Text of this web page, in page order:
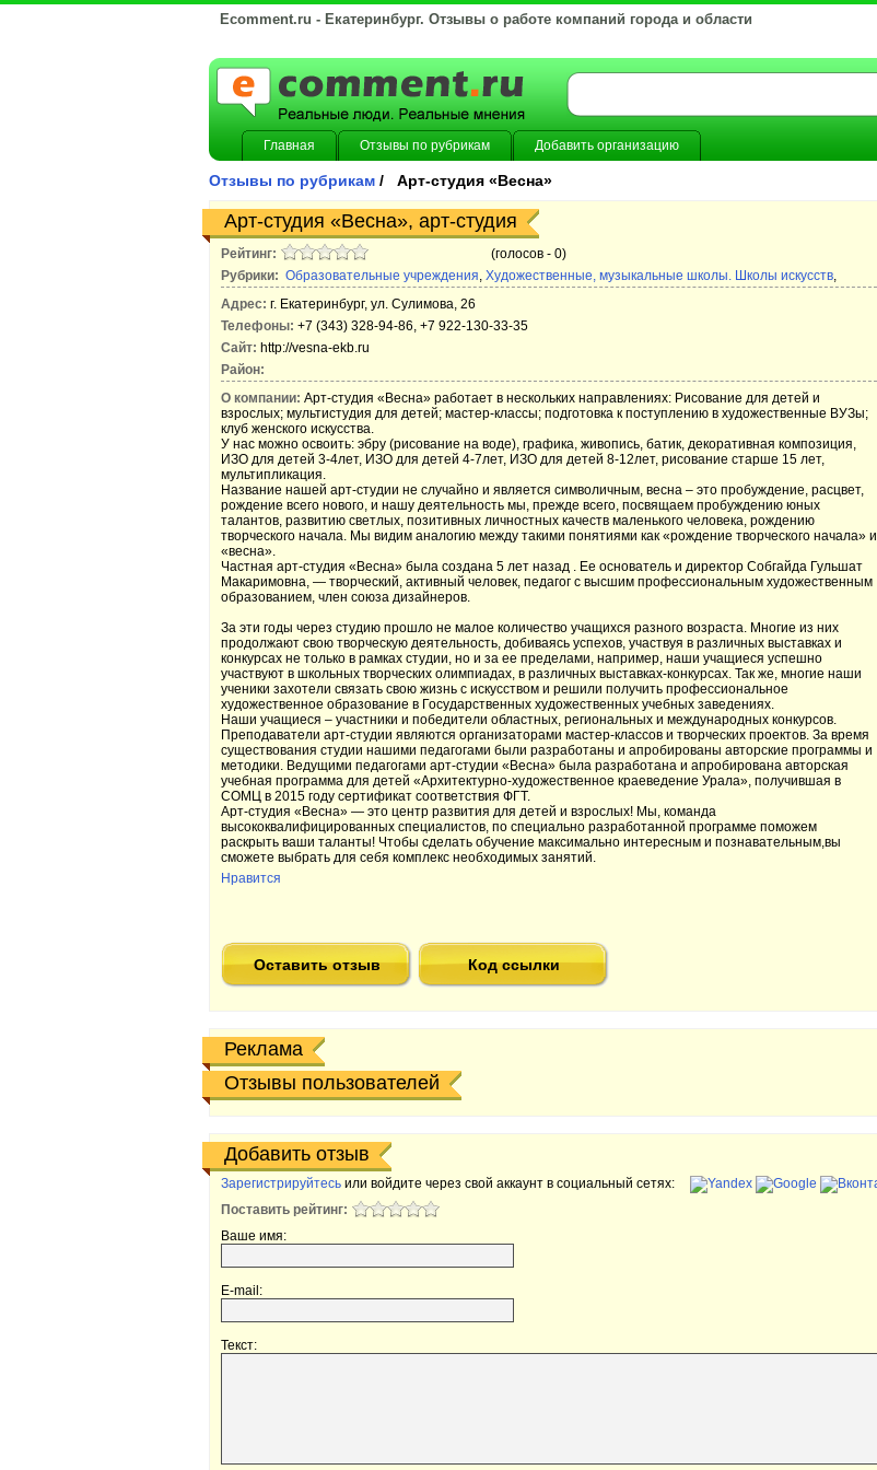
Ecomment.ru - Екатеринбург. Отзывы о работе компаний города и области
Главная Отзывы по рубрикам Добавить организацию
Отзывы по рубрикам / Арт-студия «Весна»
Арт-студия «Весна», арт-студия
Рейтинг: (голосов - 0)
Рубрики: Образовательные учреждения, Художественные, музыкальные школы. Школы искусств,
Адрес: г. Екатеринбург, ул. Сулимова, 26
Телефоны: +7 (343) 328-94-86, +7 922-130-33-35
Сайт: http://vesna-ekb.ru
Район:
О компании: Арт-студия «Весна» работает в нескольких направлениях: Рисование для детей и
взрослых; мультистудия для детей; мастер-классы; подготовка к поступлению в художественные ВУЗы;
клуб женского искусства.
У нас можно освоить: эбру (рисование на воде), графика, живопись, батик, декоративная композиция,
ИЗО для детей 3-4лет, ИЗО для детей 4-7лет, ИЗО для детей 8-12лет, рисование старше 15 лет,
мультипликация.
Название нашей арт-студии не случайно и является символичным, весна – это пробуждение, расцвет,
рождение всего нового, и нашу деятельность мы, прежде всего, посвящаем пробуждению юных
талантов, развитию светлых, позитивных личностных качеств маленького человека, рождению
творческого начала. Мы видим аналогию между такими понятиями как «рождение творческого начала» и
«весна».
Частная арт-студия «Весна» была создана 5 лет назад . Ее основатель и директор Собгайда Гульшат
Макаримовна, — творческий, активный человек, педагог с высшим профессиональным художественным
образованием, член союза дизайнеров.
За эти годы через студию прошло не малое количество учащихся разного возраста. Многие из них
продолжают свою творческую деятельность, добиваясь успехов, участвуя в различных выставках и
конкурсах не только в рамках студии, но и за ее пределами, например, наши учащиеся успешно
участвуют в школьных творческих олимпиадах, в различных выставках-конкурсах. Так же, многие наши
ученики захотели связать свою жизнь с искусством и решили получить профессиональное
художественное образование в Государственных художественных учебных заведениях.
Наши учащиеся – участники и победители областных, региональных и международных конкурсов.
Преподаватели арт-студии являются организаторами мастер-классов и творческих проектов. За время
существования студии нашими педагогами были разработаны и апробированы авторские программы и
методики. Ведущими педагогами арт-студии «Весна» была разработана и апробирована авторская
учебная программа для детей «Архитектурно-художественное краеведение Урала», получившая в
СОМЦ в 2015 году сертификат соответствия ФГТ.
Арт-студия «Весна» — это центр развития для детей и взрослых! Мы, команда
высококвалифицированных специалистов, по специально разработанной программе поможем
раскрыть ваши таланты! Чтобы сделать обучение максимально интересным и познавательным,вы
сможете выбрать для себя комплекс необходимых занятий.
Нравится
Оставить отзыв Код ссылки
Реклама
Отзывы пользователей
Добавить отзыв
Зарегистрируйтесь или войдите через свой аккаунт в социальный сетях:
Поставить рейтинг:
Ваше имя:
E-mail:
Текст: